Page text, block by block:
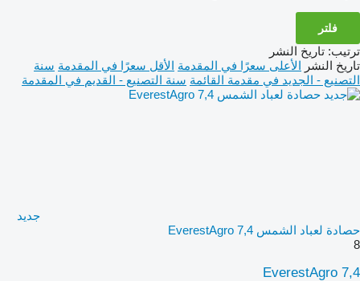
فلتر
ترتيب: تاريخ النشر
تاريخ النشر الأعلى سعرًا في المقدمة الأقل سعرًا في المقدمة سنة
التصنيع - الجديد في مقدمة القائمة سنة التصنيع - القديم في المقدمة
جديد
حصادة لعباد الشمس EverestAgro 7,4
8
EverestAgro 7,4